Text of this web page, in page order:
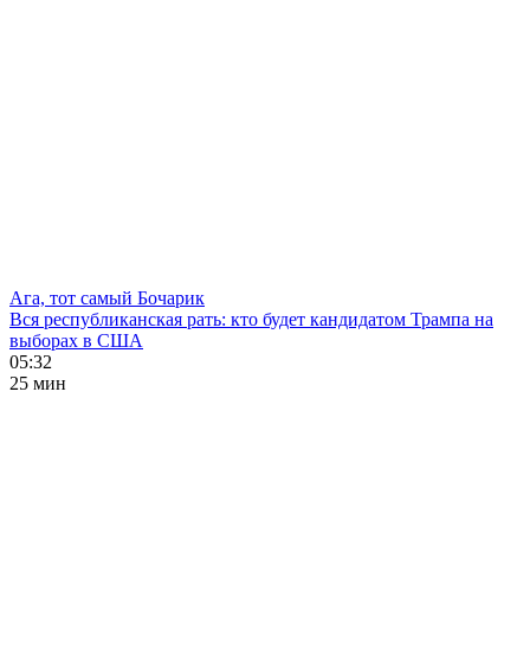
Ага, тот самый Бочарик
Вся республиканская рать: кто будет кандидатом Трампа на
выборах в США
05:32
25 мин